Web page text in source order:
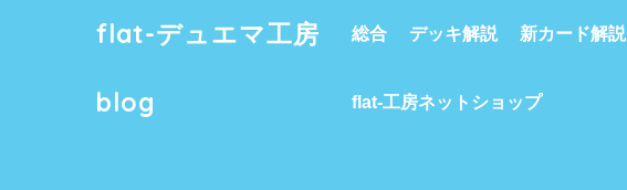
flat-デュエマ工房
blog
総合 デッキ解説 新カード解説
flat-工房ネットショップ